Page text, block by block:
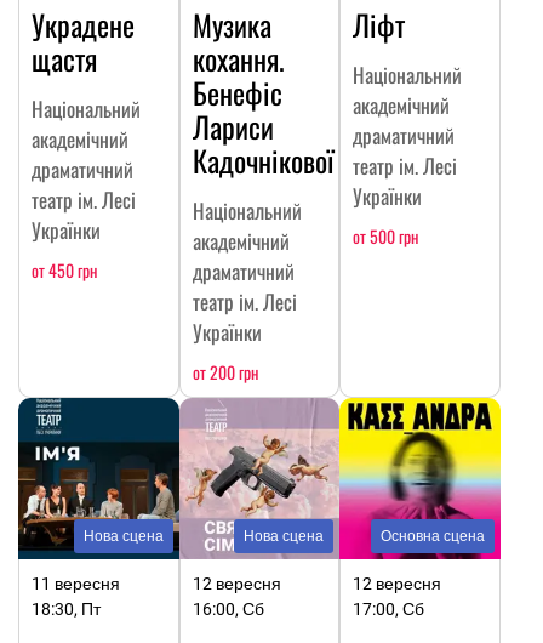
Украдене
щастя
Національний
академічний
драматичний
театр ім. Лесі
Українки
от 450 грн
Музика
кохання.
Бенефіс
Лариси
Кадочнікової
Національний
академічний
драматичний
театр ім. Лесі
Українки
от 200 грн
Ліфт
Національний
академічний
драматичний
театр ім. Лесі
Українки
от 500 грн
Нова сцена
11 вересня
18:30, Пт
Нова сцена
12 вересня
16:00, Сб
Основна сцена
12 вересня
17:00, Сб